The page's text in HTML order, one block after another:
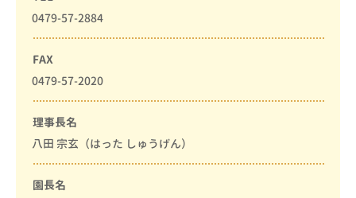
0479-57-2884
FAX
0479-57-2020
理事長名
八田 宗玄（はった しゅうげん）
園長名